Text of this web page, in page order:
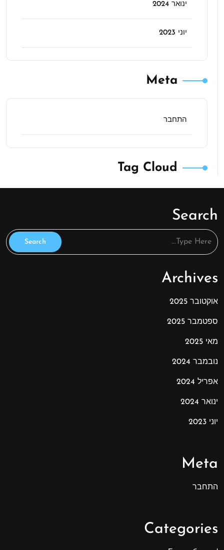
ינואר 2024
יוני 2023
Meta
התחבר
Tag Cloud
Search
Archives
אוקטובר 2025
ספטמבר 2025
מאי 2025
נובמבר 2024
אפריל 2024
ינואר 2024
יוני 2023
Meta
התחבר
Categories